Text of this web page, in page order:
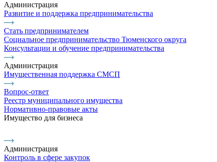
Администрация
Развитие и поддержка предпринимательства
Стать предпринимателем
Социальное предпринимательство Тюменского округа
Консультации и обучение предпринимательства
Администрация
Имущественная поддержка СМСП
Вопрос-ответ
Реестр муниципального имущества
Нормативно-правовые акты
Имущество для бизнеса
Администрация
Контроль в сфере закупок